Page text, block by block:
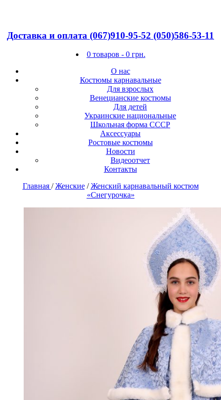
Доставка и оплата (067)910-95-52 (050)586-53-11
0 товаров - 0 грн.
О нас
Костюмы карнавальные
Для взрослых
Венецианские костюмы
Для детей
Украинские национальные
Школьная форма СССР
Аксессуары
Ростовые костюмы
Новости
Видеоотчет
Контакты
Главная /Женские/Женский карнавальный костюм
«Снегурочка»